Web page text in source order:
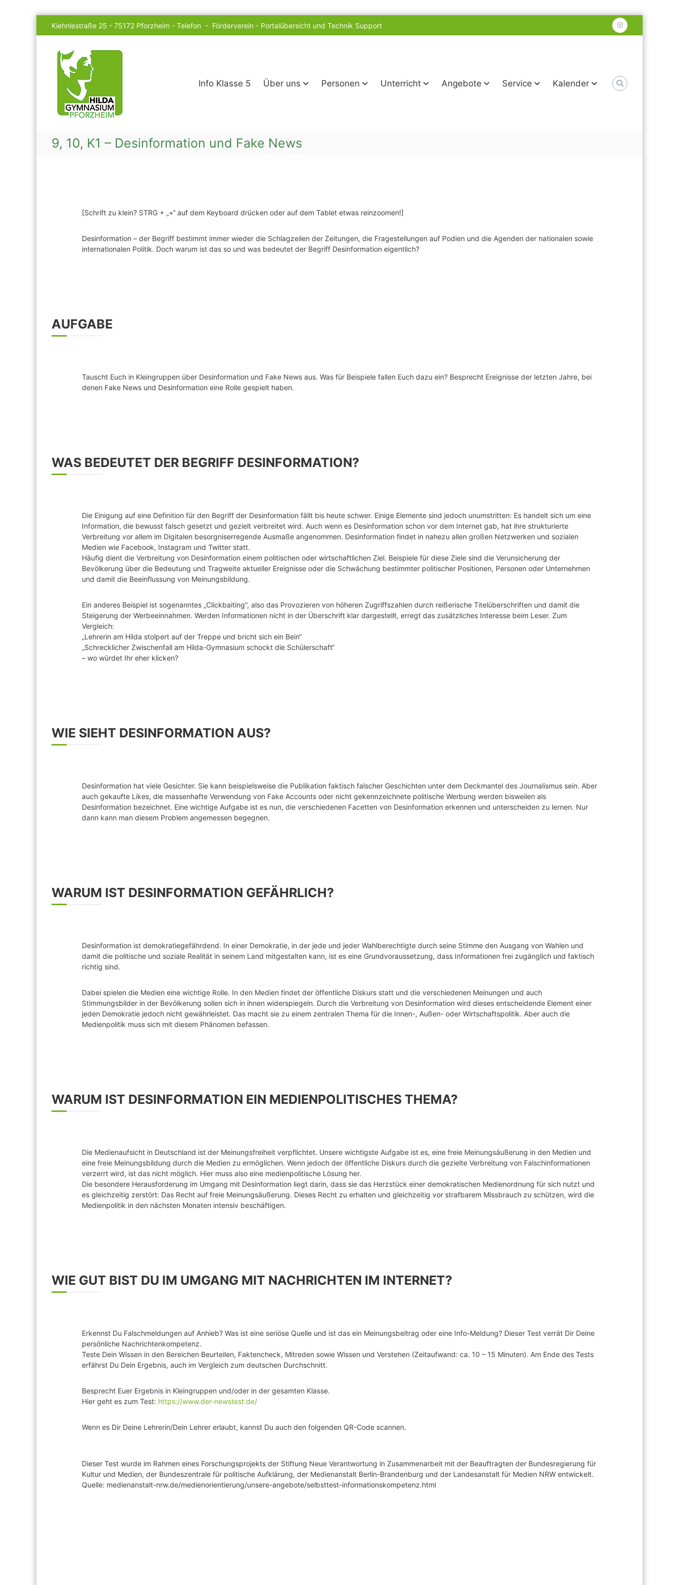
Kiehnlestraße 25 - 75172 Pforzheim - Telefon - Förderverein - Portalübersicht und Technik Support instagram
Hilda
Gymnasium
Info Klasse 5 Über uns Personen Unterricht Angebote Service Kalender
9, 10, K1 – Desinformation und Fake News
[Schrift zu klein? STRG + „+“ auf dem Keyboard drücken oder auf dem Tablet etwas reinzoomen!]
Desinformation – der Begriff bestimmt immer wieder die Schlagzeilen der Zeitungen, die Fragestellungen auf Podien und die Agenden der nationalen sowie
internationalen Politik. Doch warum ist das so und was bedeutet der Begriff Desinformation eigentlich?
AUFGABE
Tauscht Euch in Kleingruppen über Desinformation und Fake News aus. Was für Beispiele fallen Euch dazu ein? Besprecht Ereignisse der letzten Jahre, bei
denen Fake News und Desinformation eine Rolle gespielt haben.
WAS BEDEUTET DER BEGRIFF DESINFORMATION?
Die Einigung auf eine Definition für den Begriff der Desinformation fällt bis heute schwer. Einige Elemente sind jedoch unumstritten: Es handelt sich um eine
Information, die bewusst falsch gesetzt und gezielt verbreitet wird. Auch wenn es Desinformation schon vor dem Internet gab, hat ihre strukturierte
Verbreitung vor allem im Digitalen besorgniserregende Ausmaße angenommen. Desinformation findet in nahezu allen großen Netzwerken und sozialen
Medien wie Facebook, Instagram und Twitter statt.
Häufig dient die Verbreitung von Desinformation einem politischen oder wirtschaftlichen Ziel. Beispiele für diese Ziele sind die Verunsicherung der
Bevölkerung über die Bedeutung und Tragweite aktueller Ereignisse oder die Schwächung bestimmter politischer Positionen, Personen oder Unternehmen
und damit die Beeinflussung von Meinungsbildung.
Ein anderes Beispiel ist sogenanntes „Clickbaiting“, also das Provozieren von höheren Zugriffszahlen durch reißerische Titelüberschriften und damit die
Steigerung der Werbeeinnahmen. Werden Informationen nicht in der Überschrift klar dargestellt, erregt das zusätzliches Interesse beim Leser. Zum
Vergleich:
„Lehrerin am Hilda stolpert auf der Treppe und bricht sich ein Bein“
„Schrecklicher Zwischenfall am Hilda-Gymnasium schockt die Schülerschaft“
– wo würdet Ihr eher klicken?
WIE SIEHT DESINFORMATION AUS?
Desinformation hat viele Gesichter. Sie kann beispielsweise die Publikation faktisch falscher Geschichten unter dem Deckmantel des Journalismus sein. Aber
auch gekaufte Likes, die massenhafte Verwendung von Fake Accounts oder nicht gekennzeichnete politische Werbung werden bisweilen als
Desinformation bezeichnet. Eine wichtige Aufgabe ist es nun, die verschiedenen Facetten von Desinformation erkennen und unterscheiden zu lernen. Nur
dann kann man diesem Problem angemessen begegnen.
WARUM IST DESINFORMATION GEFÄHRLICH?
Desinformation ist demokratiegefährdend. In einer Demokratie, in der jede und jeder Wahlberechtigte durch seine Stimme den Ausgang von Wahlen und
damit die politische und soziale Realität in seinem Land mitgestalten kann, ist es eine Grundvoraussetzung, dass Informationen frei zugänglich und faktisch
richtig sind.
Dabei spielen die Medien eine wichtige Rolle. In den Medien findet der öffentliche Diskurs statt und die verschiedenen Meinungen und auch
Stimmungsbilder in der Bevölkerung sollen sich in ihnen widerspiegeln. Durch die Verbreitung von Desinformation wird dieses entscheidende Element einer
jeden Demokratie jedoch nicht gewährleistet. Das macht sie zu einem zentralen Thema für die Innen-, Außen- oder Wirtschaftspolitik. Aber auch die
Medienpolitik muss sich mit diesem Phänomen befassen.
WARUM IST DESINFORMATION EIN MEDIENPOLITISCHES THEMA?
Die Medienaufsicht in Deutschland ist der Meinungsfreiheit verpflichtet. Unsere wichtigste Aufgabe ist es, eine freie Meinungsäußerung in den Medien und
eine freie Meinungsbildung durch die Medien zu ermöglichen. Wenn jedoch der öffentliche Diskurs durch die gezielte Verbreitung von Falschinformationen
verzerrt wird, ist das nicht möglich. Hier muss also eine medienpolitische Lösung her.
Die besondere Herausforderung im Umgang mit Desinformation liegt darin, dass sie das Herzstück einer demokratischen Medienordnung für sich nutzt und
es gleichzeitig zerstört: Das Recht auf freie Meinungsäußerung. Dieses Recht zu erhalten und gleichzeitig vor strafbarem Missbrauch zu schützen, wird die
Medienpolitik in den nächsten Monaten intensiv beschäftigen.
WIE GUT BIST DU IM UMGANG MIT NACHRICHTEN IM INTERNET?
Erkennst Du Falschmeldungen auf Anhieb? Was ist eine seriöse Quelle und ist das ein Meinungsbeitrag oder eine Info-Meldung? Dieser Test verrät Dir Deine
persönliche Nachrichtenkompetenz.
Teste Dein Wissen in den Bereichen Beurteilen, Faktencheck, Mitreden sowie Wissen und Verstehen (Zeitaufwand: ca. 10 – 15 Minuten). Am Ende des Tests
erfährst Du Dein Ergebnis, auch im Vergleich zum deutschen Durchschnitt.
Besprecht Euer Ergebnis in Kleingruppen und/oder in der gesamten Klasse.
Hier geht es zum Test: https://www.der-newstest.de/
Wenn es Dir Deine Lehrerin/Dein Lehrer erlaubt, kannst Du auch den folgenden QR-Code scannen.
Dieser Test wurde im Rahmen eines Forschungsprojekts der Stiftung Neue Verantwortung in Zusammenarbeit mit der Beauftragten der Bundesregierung für
Kultur und Medien, der Bundeszentrale für politische Aufklärung, der Medienanstalt Berlin-Brandenburg und der Landesanstalt für Medien NRW entwickelt.
Quelle: medienanstalt-nrw.de/medienorientierung/unsere-angebote/selbsttest-informationskompetenz.html